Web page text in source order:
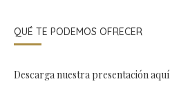
QUÉ TE PODEMOS OFRECER
Descarga nuestra presentación aquí